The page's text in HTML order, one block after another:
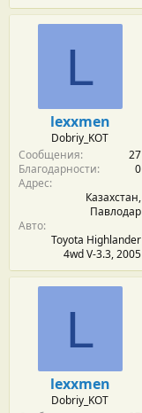
L
lexxmen
Dobriy_KOT
Сообщения
27
Благодарности
0
Адрес
Казахстан,
Павлодар
Авто
Toyota Highlander
4wd V-3.3, 2005
L
lexxmen
Dobriy_KOT